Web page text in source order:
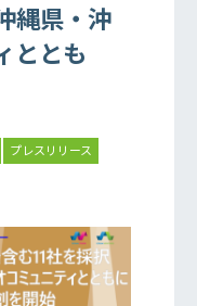
縄県・沖
ととも
プレスリリース